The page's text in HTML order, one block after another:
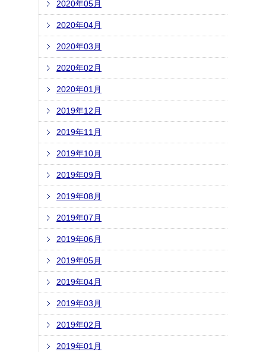
2020年05月
2020年04月
2020年03月
2020年02月
2020年01月
2019年12月
2019年11月
2019年10月
2019年09月
2019年08月
2019年07月
2019年06月
2019年05月
2019年04月
2019年03月
2019年02月
2019年01月